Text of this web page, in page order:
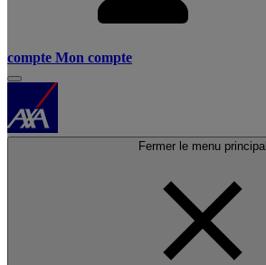
compte Mon compte
Fermer le menu principal